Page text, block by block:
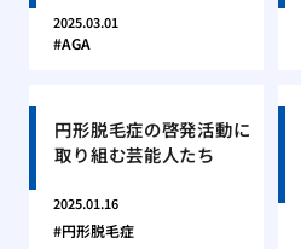
2025.03.01
AGA
円形脱毛症の啓発活動に
取り組む芸能人たち
2025.01.16
円形脱毛症